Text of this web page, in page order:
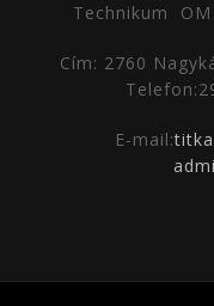
Technikum
Cím: 2760
E-mail: